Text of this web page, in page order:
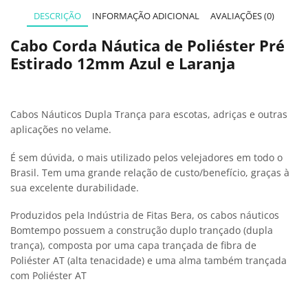
DESCRIÇÃO INFORMAÇÃO ADICIONAL AVALIAÇÕES (0)
Cabo Corda Náutica de Poliéster Pré
Estirado 12mm Azul e Laranja
Cabos Náuticos Dupla Trança para escotas, adriças e outras
aplicações no velame.
É sem dúvida, o mais utilizado pelos velejadores em todo o
Brasil. Tem uma grande relação de custo/benefício, graças à
sua excelente durabilidade.
Produzidos pela Indústria de Fitas Bera, os cabos náuticos
Bomtempo possuem a construção duplo trançado (dupla
trança), composta por uma capa trançada de fibra de
Poliéster AT (alta tenacidade) e uma alma também trançada
com Poliéster AT